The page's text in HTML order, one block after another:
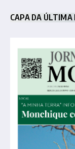
CAPA DA ÚLTIMA